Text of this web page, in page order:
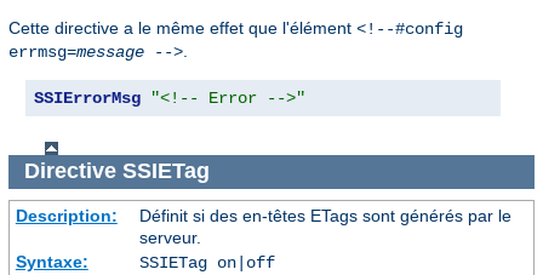
Cette directive a le même effet que l'élément <!--#config
errmsg=message -->
SSIErrorMsg "<!-- Error -->"
Directive SSIETag
Description:
Définit si des en-têtes ETags sont générés par le
serveur.
Syntaxe:
SSIETag on|off